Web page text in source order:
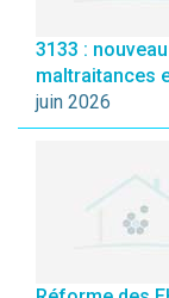
3133 :
maltraitances
juin 2026